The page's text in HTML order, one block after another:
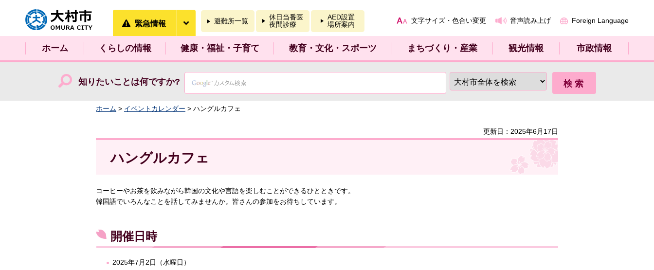
大村市
緊急情報 避難所一覧
休日当番医
夜間診療
AED設置
場所案内
文字サイズ・色合い変更 音声読み上げ Foreign Language
ホーム くらしの情報 健康・福祉・子育て 教育・文化・スポーツ まちづくり・産業 観光情報 市政情報
知りたいことは何ですか?
ホーム > イベントカレンダー > ハングルカフェ
更新日：2025年6月17日
ハングルカフェ
コーヒーやお茶を飲みながら韓国の文化や言語を楽しむことができるひとときです。
韓国語でいろんなことを話してみませんか。皆さんの参加をお待ちしています。
開催日時
2025年7月2日（水曜日）